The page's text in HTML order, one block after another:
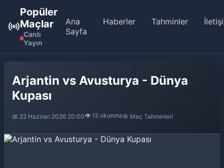
Popüler
Maçlar
Canlı
Yayın
Ana
Sayfa
Haberler Tahminler
Arjantin vs Avusturya - Dünya
Kupası
📅 22 Haziran 2026 20:00👁️ 15 okunma🎯 Maç Tahminleri